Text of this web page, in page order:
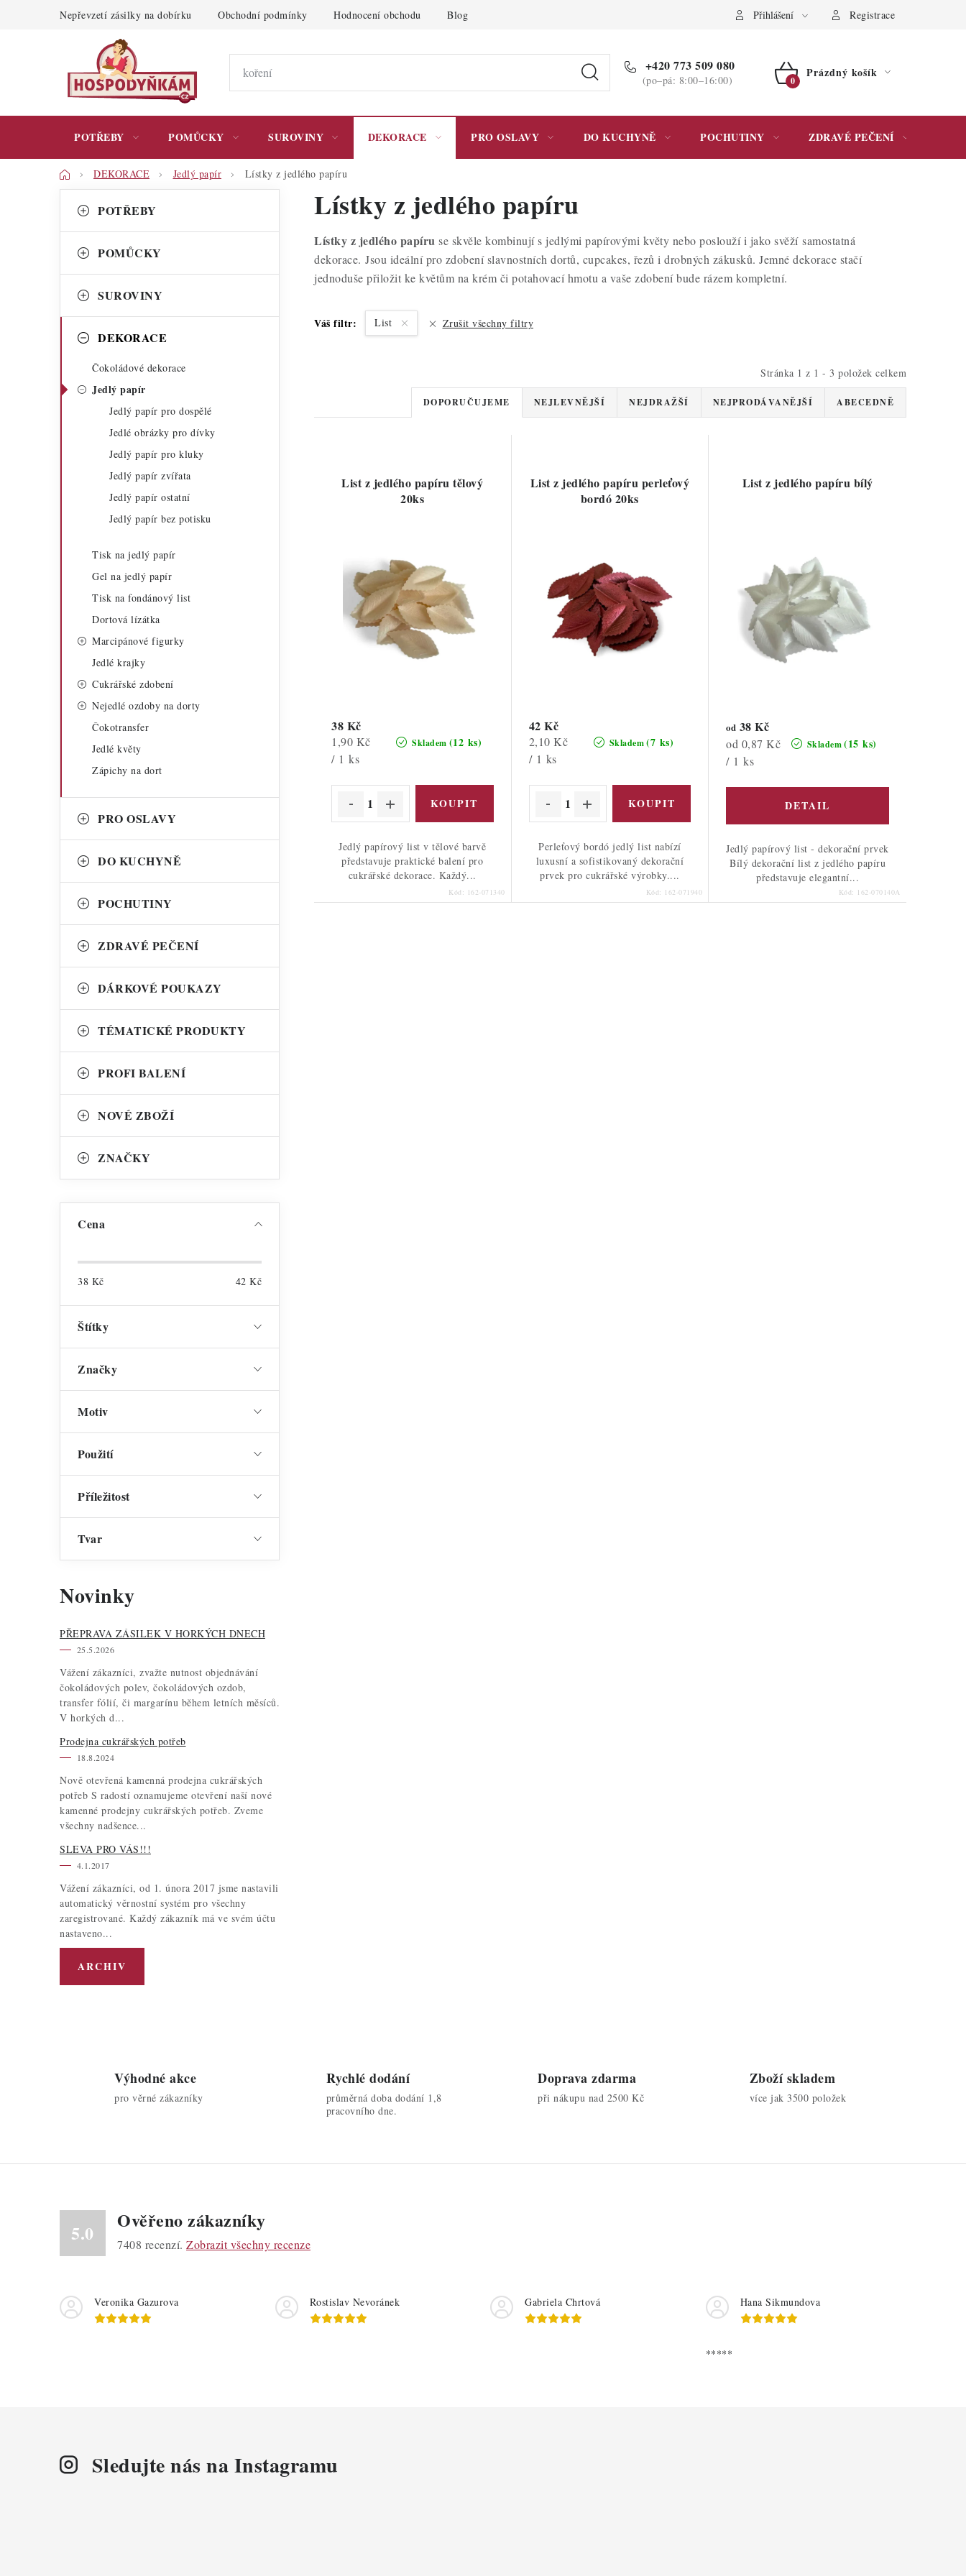
Nepřevzetí zásilky na dobírku Obchodní podmínky Hodnocení obchodu Blog Podmínky ochrany osobních údajů Přihlášení Registrace
+420 773 509 080
(po–pá: 8:00–16:00)
NÁKUPNÍ
Prázdný košík
POTŘEBY POMŮCKY SUROVINY DEKORACE PRO OSLAVY DO KUCHYNĚ POCHUTINY ZDRAVÉ PEČENÍ
DomůDEKORACE Jedlý papír Lístky z jedlého papíru
o
t
r
n
kategorie
a
e
o
e
POTŘEBY
POMŮCKY
SUROVINY
DEKORACE
Čokoládové dekorace
Jedlý papír
Jedlý papír pro dospělé
Jedlé obrázky pro dívky
Jedlý papír pro kluky
Jedlý papír zvířata
Jedlý papír ostatní
Jedlý papír bez potisku
Tisk na jedlý papír
Gel na jedlý papír
Tisk na fondánový list
Dortová lízátka
Marcipánové figurky
Jedlé krajky
Cukrářské zdobení
Nejedlé ozdoby na dorty
Čokotransfer
Jedlé květy
Zápichy na dort
PRO OSLAVY
DO KUCHYNĚ
POCHUTINY
ZDRAVÉ PEČENÍ
DÁRKOVÉ POUKAZY
TÉMATICKÉ PRODUKTY
PROFI BALENÍ
NOVÉ ZBOŽÍ
ZNAČKY
Cena
38 Kč 42 Kč
Štítky
Značky
Motiv
Použití
Příležitost
Tvar
Novinky
PŘEPRAVA ZÁSILEK V HORKÝCH DNECH
25.5.2026
Vážení zákazníci, zvažte nutnost objednávání
čokoládových polev, čokoládových ozdob,
transfer fólií, či margarínu během letních měsíců.
V horkých d...
Prodejna cukrářských potřeb
18.8.2024
Nově otevřená kamenná prodejna cukrářských
potřeb S radostí oznamujeme otevření naší nové
kamenné prodejny cukrářských potřeb. Zveme
všechny nadšence...
SLEVA PRO VÁS!!!
4.1.2017
Vážení zákazníci, od 1. února 2017 jsme nastavili
automatický věrnostní systém pro všechny
zaregistrované. Každý zákazník má ve svém účtu
nastaveno...
ARCHIV
Lístky z jedlého papíru
Lístky z jedlého papíru se skvěle kombinují s jedlými papírovými květy nebo poslouží i jako svěží samostatná
dekorace. Jsou ideální pro zdobení slavnostních dortů, cupcakes, řezů i drobných zákusků. Jemné dekorace stačí
jednoduše přiložit ke květům na krém či potahovací hmotu a vaše zdobení bude rázem kompletní.
Váš filtr: List Zrušit všechny filtry
Stránka 1 z 1 - 3 položek celkem
Ř
a
e
n
p
r
o
d
ů
DOPORUČUJEME NEJLEVNĚJŠÍ NEJDRAŽŠÍ NEJPRODÁVANĚJŠÍ ABECEDNĚ
List z jedlého papíru tělový
20ks
Skladem (12 ks)
38 Kč
Měrná
cena:
1,90 Kč
/ 1 ks
Jedlý papírový list v tělové barvě
představuje praktické balení pro
cukrářské dekorace. Každý...
Kód: 162-071340
List z jedlého papíru perleťový
bordó 20ks
Skladem (7 ks)
42 Kč
Měrná
cena:
2,10 Kč
/ 1 ks
Perleťový bordó jedlý list nabízí
luxusní a sofistikovaný dekorační
prvek pro cukrářské výrobky....
Kód: 162-071940
List z jedlého papíru bílý
Skladem (15 ks)
od 38 Kč
Měrná
cena:
od 0,87 Kč
/ 1 ks
Jedlý papírový list - dekorační prvek
Bílý dekorační list z jedlého papíru
představuje elegantní...
Kód: 162-070140A
Výhodné akce
pro věrné zákazníky
Rychlé dodání
průměrná doba dodání 1,8
pracovního dne.
Doprava zdarma
při nákupu nad 2500 Kč
Zboží skladem
více jak 3500 položek
5.0
Ověřeno zákazníky
7408 recenzí. Zobrazit všechny recenze
Veronika Gazurova Rostislav Nevoránek Gabriela Chrtová Hana Sikmundova
*****
Sledujte nás na Instagramu